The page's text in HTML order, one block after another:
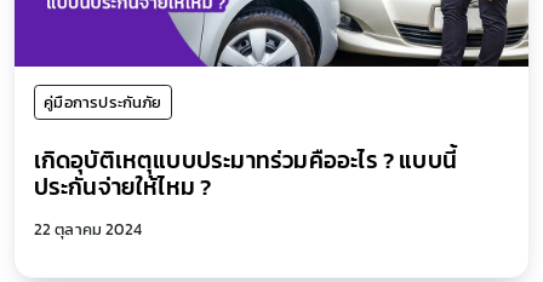
คู่มือการประกันภัย
เกิดอุบัติเหตุแบบประมาทร่วมคืออะไร ? แบบนี้
ประกันจ่ายให้ไหม ?
22 ตุลาคม 2024